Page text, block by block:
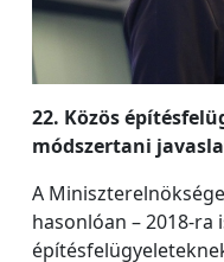
22. Közös
módszertani
A
hasonlóan – 2018-ra